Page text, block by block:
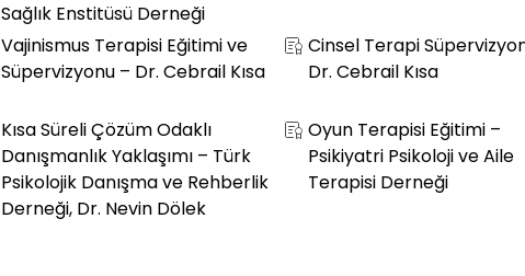
Sağlık Enstitüsü Derneği
Vajinismus Terapisi Eğitimi ve
Süpervizyonu – Dr. Cebrail Kısa
Cinsel Terapi
Dr. Cebrail Kısa
Kısa Süreli Çözüm Odaklı
Danışmanlık Yaklaşımı – Türk
Psikolojik Danışma ve Rehberlik
Derneği, Dr. Nevin Dölek
Oyun Terapisi Eğitimi –
Psikiyatri Psikoloji ve Aile
Terapisi Derneği